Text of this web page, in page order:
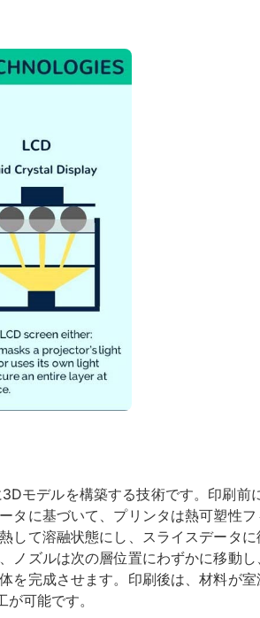
モデルを構築する技術です。印刷前
タに基づいて、プリンタは熱可塑性フ
して溶融状態にし、スライスデータに
ノズルは次の層位置にわずかに移動し
を完成させます。印刷後は、材料が室
可能です。